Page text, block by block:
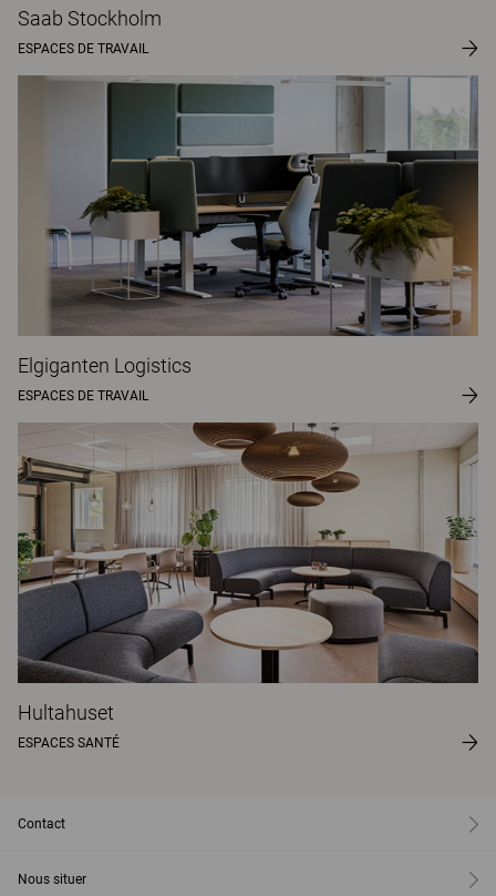
Saab Stockholm
ESPACES DE TRAVAIL
Elgiganten Logistics
ESPACES DE TRAVAIL
Hultahuset
ESPACES SANTÉ
Contact
Nous situer